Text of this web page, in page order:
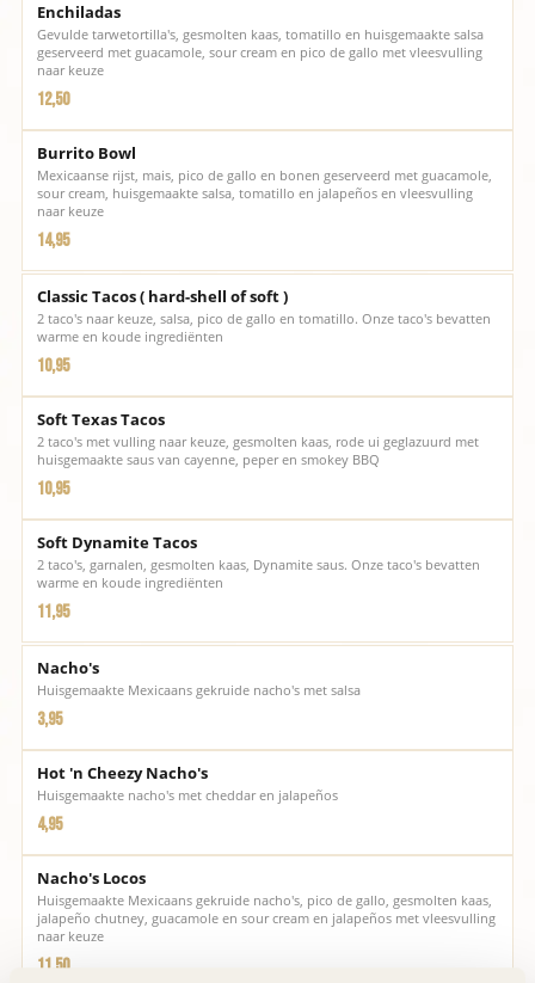
Enchiladas
Gevulde tarwetortilla's, gesmolten kaas, tomatillo en huisgemaakte salsa
geserveerd met guacamole, sour cream en pico de gallo met vleesvulling
naar keuze
12,50
Burrito Bowl
Mexicaanse rijst, mais, pico de gallo en bonen geserveerd met guacamole,
sour cream, huisgemaakte salsa, tomatillo en jalapeños en vleesvulling
naar keuze
14,95
Classic Tacos ( hard-shell of soft )
2 taco's naar keuze, salsa, pico de gallo en tomatillo. Onze taco's bevatten
warme en koude ingrediënten
10,95
Soft Texas Tacos
2 taco's met vulling naar keuze, gesmolten kaas, rode ui geglazuurd met
huisgemaakte saus van cayenne, peper en smokey BBQ
10,95
Soft Dynamite Tacos
2 taco's, garnalen, gesmolten kaas, Dynamite saus. Onze taco's bevatten
warme en koude ingrediënten
11,95
Nacho's
Huisgemaakte Mexicaans gekruide nacho's met salsa
3,95
Hot 'n Cheezy Nacho's
Huisgemaakte nacho's met cheddar en jalapeños
4,95
Nacho's Locos
Huisgemaakte Mexicaans gekruide nacho's, pico de gallo, gesmolten kaas,
jalapeño chutney, guacamole en sour cream en jalapeños met vleesvulling
naar keuze
11,50